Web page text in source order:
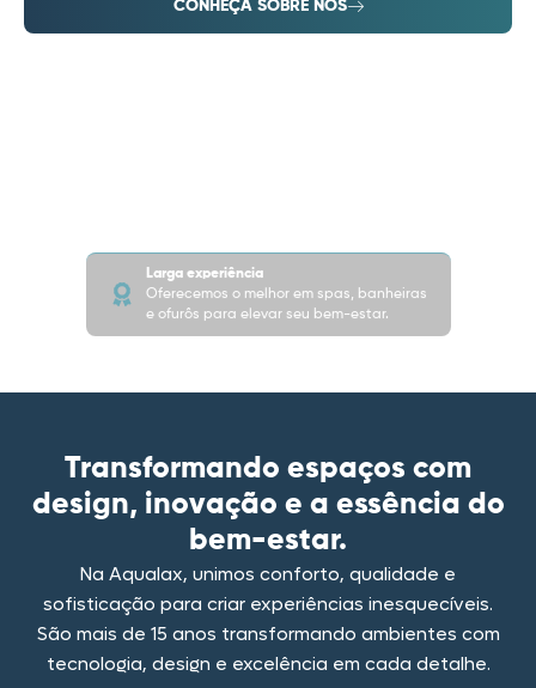
CONHEÇA SOBRE NÓS
Larga experiência
Oferecemos o melhor em spas, banheiras
e ofurôs para elevar seu bem-estar.
Transformando espaços com
design, inovação e a essência do
bem-estar.
Na Aqualax, unimos conforto, qualidade e
sofisticação para criar experiências inesquecíveis.
São mais de 15 anos transformando ambientes com
tecnologia, design e excelência em cada detalhe.